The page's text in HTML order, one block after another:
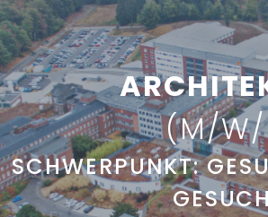
(M/
SCHWERPUNKT: